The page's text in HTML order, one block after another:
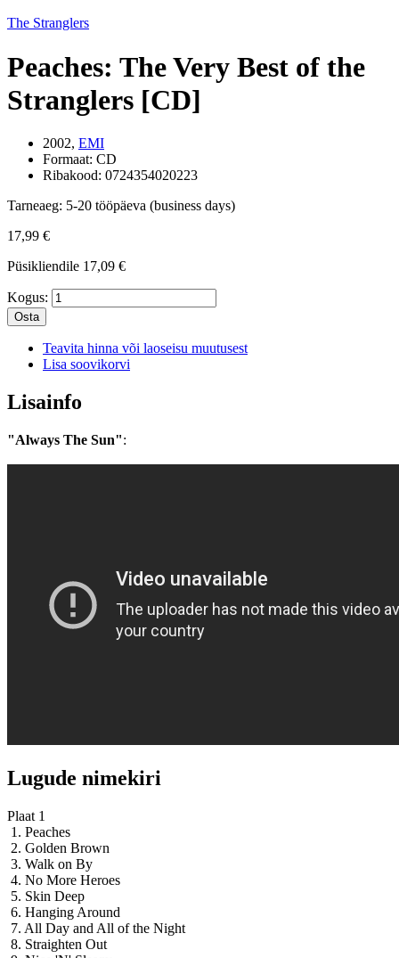
The Stranglers
Peaches: The Very Best of the
Stranglers [CD]
2002, EMI
Formaat: CD
Ribakood: 0724354020223
Tarneaeg: 5-20 tööpäeva (business days)
17,99 €
Püsikliendile 17,09 €
Kogus:
Osta
Teavita hinna või laoseisu muutusest
Lisa soovikorvi
Lisainfo
"Always The Sun":
Lugude nimekiri
Plaat 1
1. Peaches
2. Golden Brown
3. Walk on By
4. No More Heroes
5. Skin Deep
6. Hanging Around
7. All Day and All of the Night
8. Straighten Out